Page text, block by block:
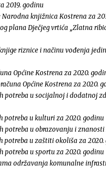
2019. godinu
knjižnica Kostrena za
plana Dječjeg vrtića „Zlatna
riznice i načinu vođenja
Općine Kostrena za 2020.
Općine Kostrena za 2020.
potreba u socijalnoj i dodatnoj
potreba u kulturi za 2020. godinu
potreba u obrazovanju i znanosti
potreba u zaštiti okoliša za 2020.
potreba u sportu za 2020. godinu
održavanja komunalne